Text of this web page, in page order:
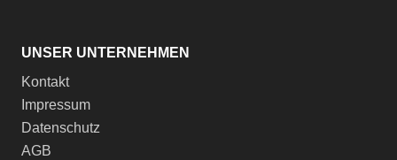
UNSER UNTERNEHMEN
Kontakt
Impressum
Datenschutz
AGB